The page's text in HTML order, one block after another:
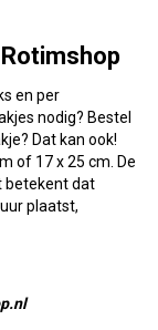
en per
nodig? Bestel
Dat kan ook!
of 17 x 25 cm. De
betekent dat
plaatst,